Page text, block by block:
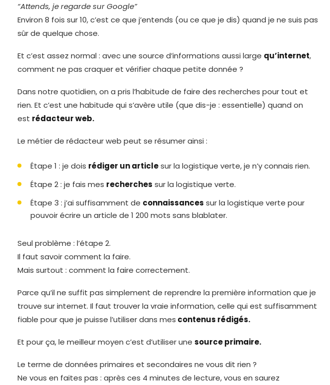
“Attends, je regarde sur Google”
Environ 8 fois sur 10, c’est ce que j’entends (ou ce que je dis) quand je ne suis pas
sûr de quelque chose.
Et c’est assez normal : avec une source d’informations aussi large qu’internet,
comment ne pas craquer et vérifier chaque petite donnée ?
Dans notre quotidien, on a pris l’habitude de faire des recherches pour tout et
rien. Et c’est une habitude qui s’avère utile (que dis-je : essentielle) quand on
est rédacteur web.
Le métier de rédacteur web peut se résumer ainsi :
Étape 1 : je dois rédiger un articlesur la logistique verte, je n’y connais rien.
Étape 2 : je fais mes recherches sur la logistique verte.
Étape 3 : j’ai suffisamment de connaissances sur la logistique verte pour
pouvoir écrire un article de 1 200 mots sans blablater.
Seul problème : l’étape 2.
Il faut savoir comment la faire.
Mais surtout : comment la faire correctement.
Parce qu’il ne suffit pas simplement de reprendre la première information que je
trouve sur internet. Il faut trouver la vraie information, celle qui est suffisamment
fiable pour que je puisse l’utiliser dans mes contenus rédigés.
Et pour ça, le meilleur moyen c’est d’utiliser une source primaire.
Le terme de données primaires et secondaires ne vous dit rien ?
Ne vous en faites pas : après ces 4 minutes de lecture, vous en saurez